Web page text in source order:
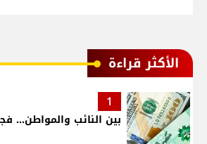
الأكثر قراءة
1
بين النائب والمواطن...